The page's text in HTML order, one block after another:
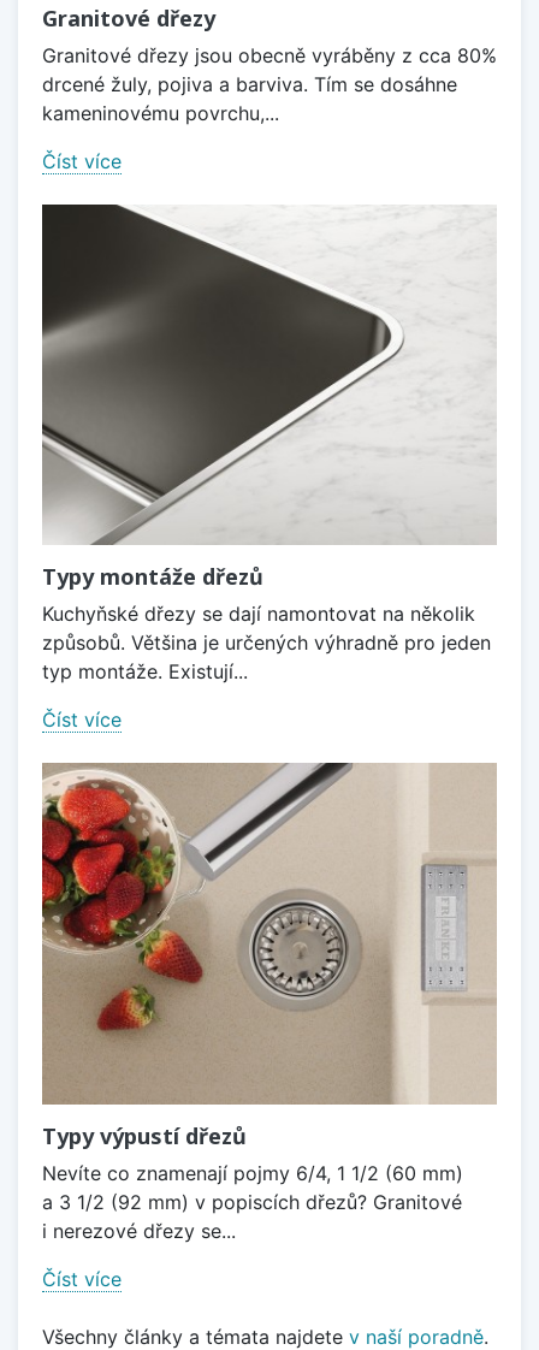
Granitové dřezy
Granitové dřezy jsou obecně vyráběny z cca 80%
drcené žuly, pojiva a barviva. Tím se dosáhne
kameninovému povrchu,...
Číst více
Typy montáže dřezů
Kuchyňské dřezy se dají namontovat na několik
způsobů. Většina je určených výhradně pro jeden
typ montáže. Existují...
Číst více
Typy výpustí dřezů
Nevíte co znamenají pojmy 6/4, 1 1/2 (60 mm)
a 3 1/2 (92 mm) v popiscích dřezů? Granitové
i nerezové dřezy se...
Číst více
Všechny články a témata najdete v naší poradně.